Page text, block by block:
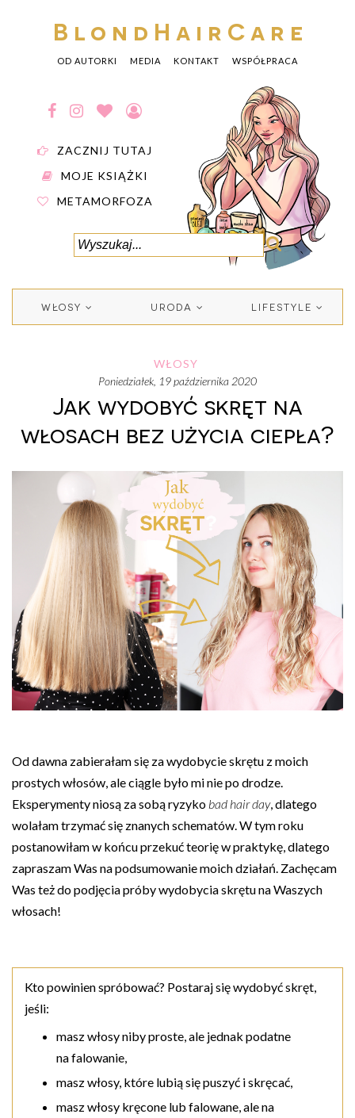
BlondHairCare
OD AUTORKI MEDIA KONTAKT WSPÓŁPRACA
ZACZNIJ TUTAJ
MOJE KSIĄŻKI
METAMORFOZA
WŁOSY URODA LIFESTYLE
WŁOSY
poniedziałek, 19 października 2020
Jak wydobyć skręt na
włosach bez użycia ciepła?
Od dawna zabierałam się za wydobycie skrętu z moich
prostych włosów, ale ciągle było mi nie po drodze.
Eksperymenty niosą za sobą ryzyko bad hair day, dlatego
wolałam trzymać się znanych schematów. W tym roku
postanowiłam w końcu przekuć teorię w praktykę, dlatego
zapraszam Was na podsumowanie moich działań. Zachęcam
Was też do podjęcia próby wydobycia skrętu na Waszych
włosach!
Kto powinien spróbować? Postaraj się wydobyć skręt,
jeśli:
masz włosy niby proste, ale jednak podatne
na falowanie,
masz włosy, które lubią się puszyć i skręcać,
masz włosy kręcone lub falowane, ale na